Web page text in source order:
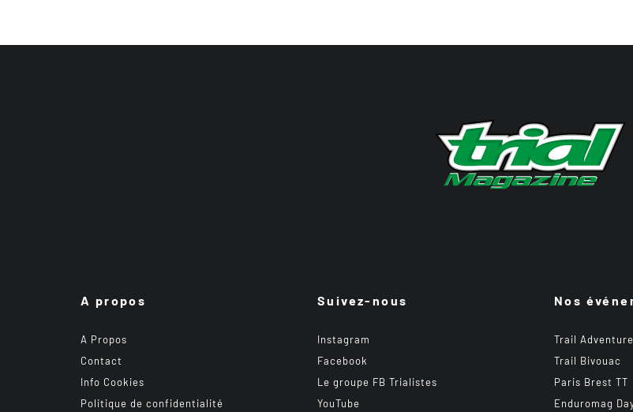
A propos
A Propos
Contact
Info Cookies
Politique de confidentialité
Suivez-nous
Instagram
Facebook
Le groupe FB Trialistes
YouTube
Nos
Trail
Trail Bivouac
Paris Brest TT
Enduromag